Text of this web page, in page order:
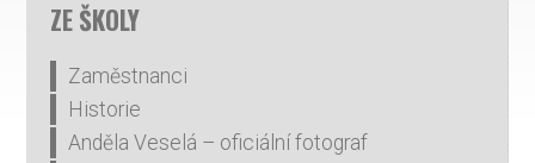
ZE ŠKOLY
Zaměstnanci
Historie
Anděla Veselá – oficiální fotograf